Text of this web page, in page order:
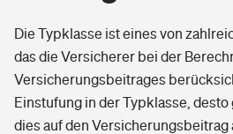
Die Typklasse ist eines von
das die Versicherer bei der
Versicherungsbeitrages
Einstufung in der Typklasse,
dies auf den Versicherungsbeitrag